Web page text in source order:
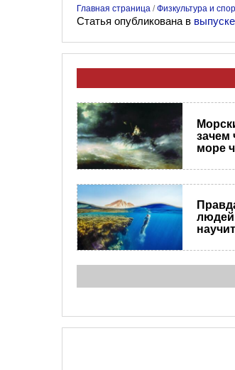
Главная страница /Физкультура и
Статья опубликована в
зачем
море